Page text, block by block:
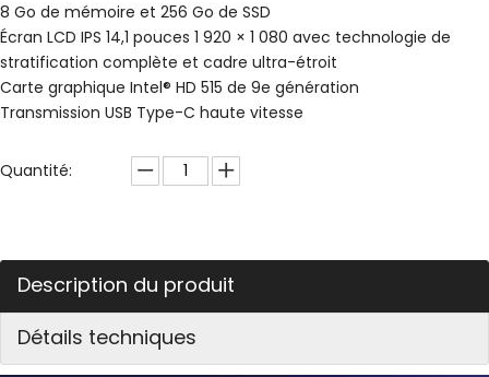
8 Go de mémoire et 256 Go de SSD
Écran LCD IPS 14,1 pouces 1 920 × 1 080 avec technologie de
stratification complète et cadre ultra-étroit
Carte graphique Intel® HD 515 de 9e génération
Transmission USB Type-C haute vitesse
Quantité:
Description du produit
Détails techniques